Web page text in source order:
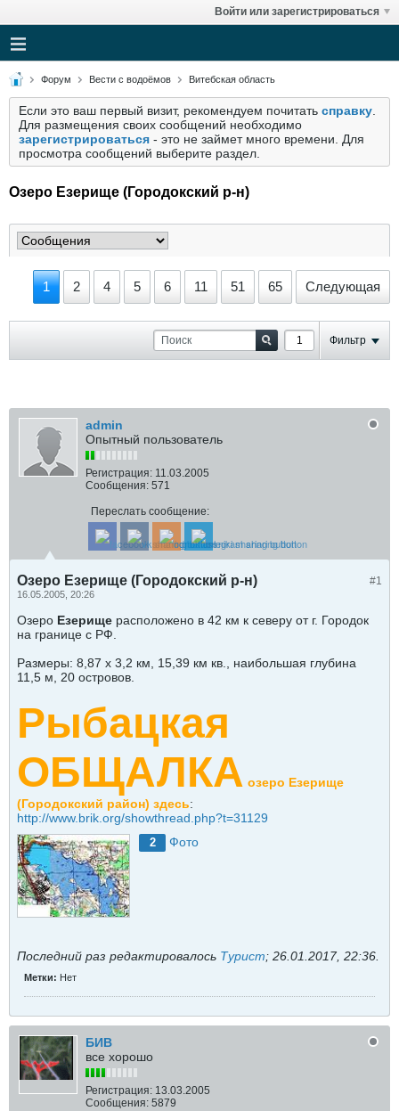
Войти или зарегистрироваться
Форум Вести с водоёмов Витебская область
Если это ваш первый визит, рекомендуем почитать справку
Для размещения своих сообщений необходимо
зарегистрироваться - это не займет много времени. Для
просмотра сообщений выберите раздел.
Озеро Езерище (Городокский р-н)
1 2 4 5 6 11 51 65 Следующая
Фильтр
admin
Опытный пользователь
Регистрация: 11.03.2005
Сообщения: 571
Переслать сообщение:
#1
Озеро Езерище (Городокский р-н)
16.05.2005, 20:26
Озеро Езерище расположено в 42 км к северу от г. Городок
на границе с РФ.
Размеры: 8,87 х 3,2 км, 15,39 км кв., наибольшая глубина
11,5 м, 20 островов.
Рыбацкая
ОБЩАЛКА озеро Езерище
(Городокский район) здесь:
http://www.brik.org/showthread.php?t=31129
2 Фото
Последний раз редактировалось Турист; 26.01.2017, 22:36
Метки: Нет
БИВ
все хорошо
Регистрация: 13.03.2005
Сообщения: 5879